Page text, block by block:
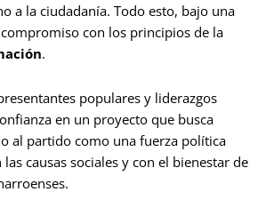
a la ciudadanía. Todo esto, bajo una
con los principios de la
.
populares y liderazgos
en un proyecto que busca
al partido como una fuerza política
causas sociales y con el bienestar de